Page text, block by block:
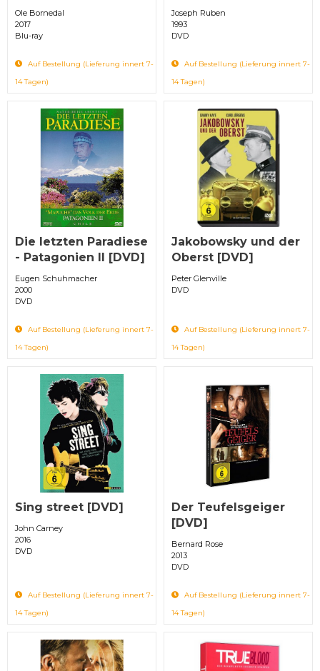
Ole Bornedal
2017
Blu-ray
Auf Bestellung (Lieferung innert 7-
14 Tagen)
Joseph Ruben
1993
DVD
Auf Bestellung (Lieferung innert 7-
14 Tagen)
Die letzten Paradiese
- Patagonien II [DVD]
Eugen Schuhmacher
2000
DVD
Auf Bestellung (Lieferung innert 7-
14 Tagen)
Jakobowsky und der
Oberst [DVD]
Peter Glenville
DVD
Auf Bestellung (Lieferung innert 7-
14 Tagen)
Sing street [DVD]
John Carney
2016
DVD
Auf Bestellung (Lieferung innert 7-
14 Tagen)
Der Teufelsgeiger
[DVD]
Bernard Rose
2013
DVD
Auf Bestellung (Lieferung innert 7-
14 Tagen)